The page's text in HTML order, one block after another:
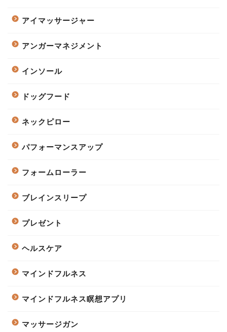
アイマッサージャー
アンガーマネジメント
インソール
ドッグフード
ネックピロー
パフォーマンスアップ
フォームローラー
ブレインスリープ
プレゼント
ヘルスケア
マインドフルネス
マインドフルネス瞑想アプリ
マッサージガン